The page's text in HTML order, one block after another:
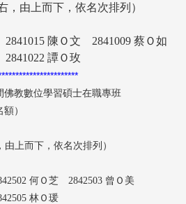
，由上而下，依名次排列）
陳Ｏ文 2841009 蔡Ｏ
譚Ｏ玫
佛教數位學習碩士在職專班
額）
由上而下，依名次排列）
何Ｏ芝 2842503 曾Ｏ美
林Ｏ瑗